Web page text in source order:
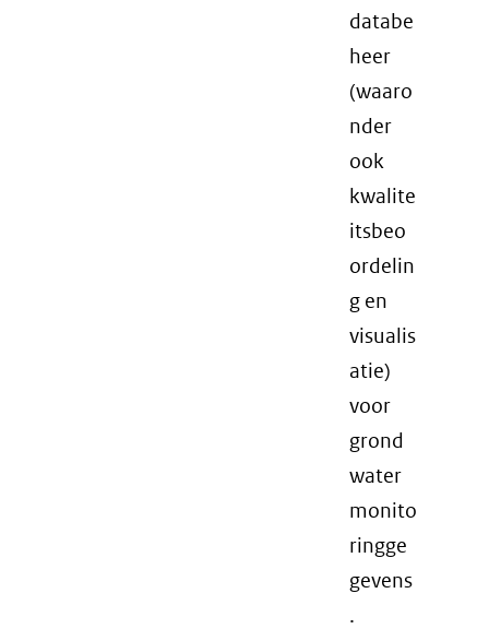
databe
heer
(waaro
nder
ook
kwalite
itsbeo
ordelin
g en
visualis
atie)
voor
grond
water
monito
ringge
gevens
.